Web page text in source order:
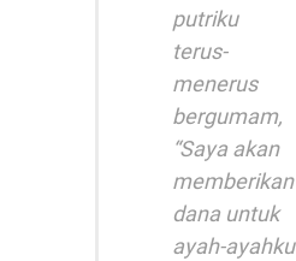
putriku
terus-
menerus
bergumam,
“Saya akan
memberikan
dana untuk
ayah-ayahku